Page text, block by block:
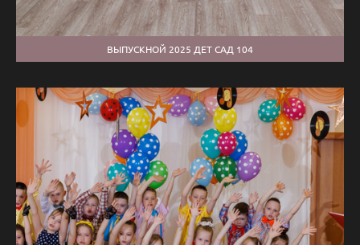
ВЫПУСКНОЙ 2025 ДЕТ САД 104